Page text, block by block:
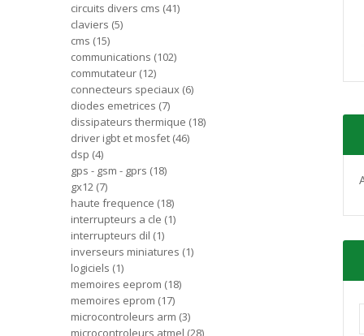
circuits divers cms 41
claviers 5
cms 15
communications 102
commutateur 12
connecteurs speciaux 6
diodes emetrices 7
dissipateurs thermique 18
driver igbt et mosfet 46
dsp 4
gps - gsm - gprs 18
gx12 7
haute frequence 18
interrupteurs a cle 1
interrupteurs dil 1
inverseurs miniatures 1
logiciels 1
memoires eeprom 18
memoires eprom 17
microcontroleurs arm 3
microcontroleurs atmel 28